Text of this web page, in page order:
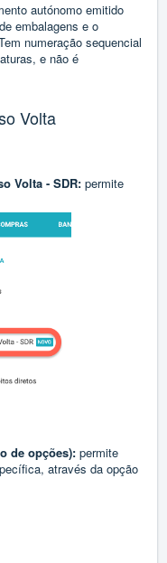
autónomo emitido
embalagens e o
numeração sequencial
e não é
Volta
Volta - SDR: permite
de opções): permite
através da opção